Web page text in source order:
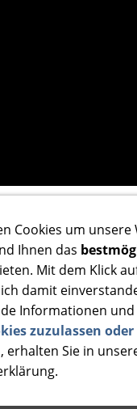
IM ÜBERBLICK:
Warnmelder
Cookies um unsere
Ihnen das
Mit dem Klick
damit
Informationen und
zuzulassen oder
, erhalten Sie in